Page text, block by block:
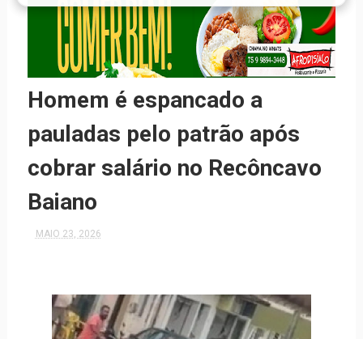
Homem é espancado a
pauladas pelo patrão após
cobrar salário no Recôncavo
Baiano
MAIO 23, 2026